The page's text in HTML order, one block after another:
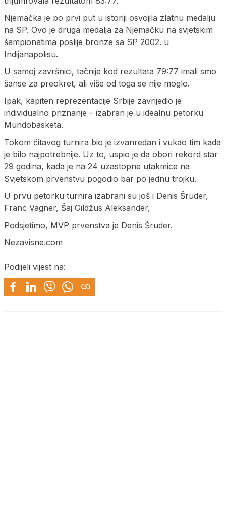
Njemačka je po prvi put u istoriji osvojila zlatnu medalju
na SP. Ovo je druga medalja za Njemačku na svjetskim
šampionatima poslije bronze sa SP 2002. u
Indijanapolisu.
U samoj završnici, tačnije kod rezultata 79:77 imali smo
šanse za preokret, ali više od toga se nije moglo.
Ipak, kapiten reprezentacije Srbije zavrijedio je
individualno priznanje – izabran je u idealnu petorku
Mundobasketa.
Tokom čitavog turnira bio je izvanredan i vukao tim kada
je bilo najpotrebnije. Uz to, uspio je da obori rekord star
29 godina, kada je na 24 uzastopne utakmice na
Svjetskom prvenstvu pogodio bar po jednu trojku.
U prvu petorku turnira izabrani su još i Denis Šruder,
Franc Vagner, Šaj Gildžus Aleksander,
Podsjetimo, MVP prvenstva je Denis Šruder.
Nezavisne.com
Podijeli vijest na: